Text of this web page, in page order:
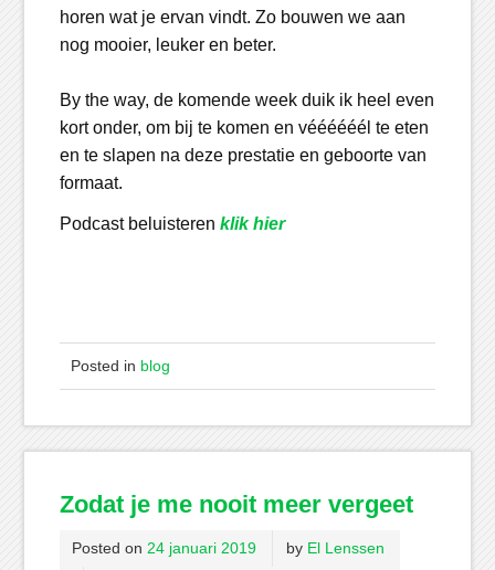
horen wat je ervan vindt. Zo bouwen we aan
nog mooier, leuker en beter.
By the way, de komende week duik ik heel even
kort onder, om bij te komen en véééééél te eten
en te slapen na deze prestatie en geboorte van
formaat.
Podcast beluisteren klik hier
Posted in blog
Zodat je me nooit meer vergeet
Posted on 24 januari 2019 by El Lenssen